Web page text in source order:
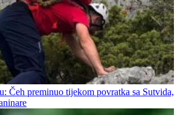
Čeh preminuo tijekom povratka sa Sutvida,